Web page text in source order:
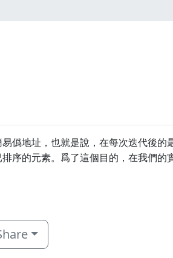
僞地址，也就是說，在每次迭代後的
序的元素。爲了這個目的，在我們的